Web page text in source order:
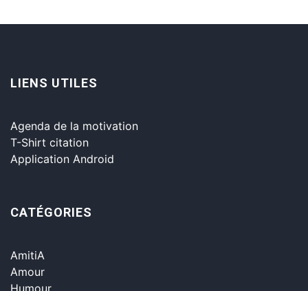
LIENS UTILES
Agenda de la motivation
T-Shirt citation
Application Android
CATÉGORIES
AmitiA
Amour
Humour